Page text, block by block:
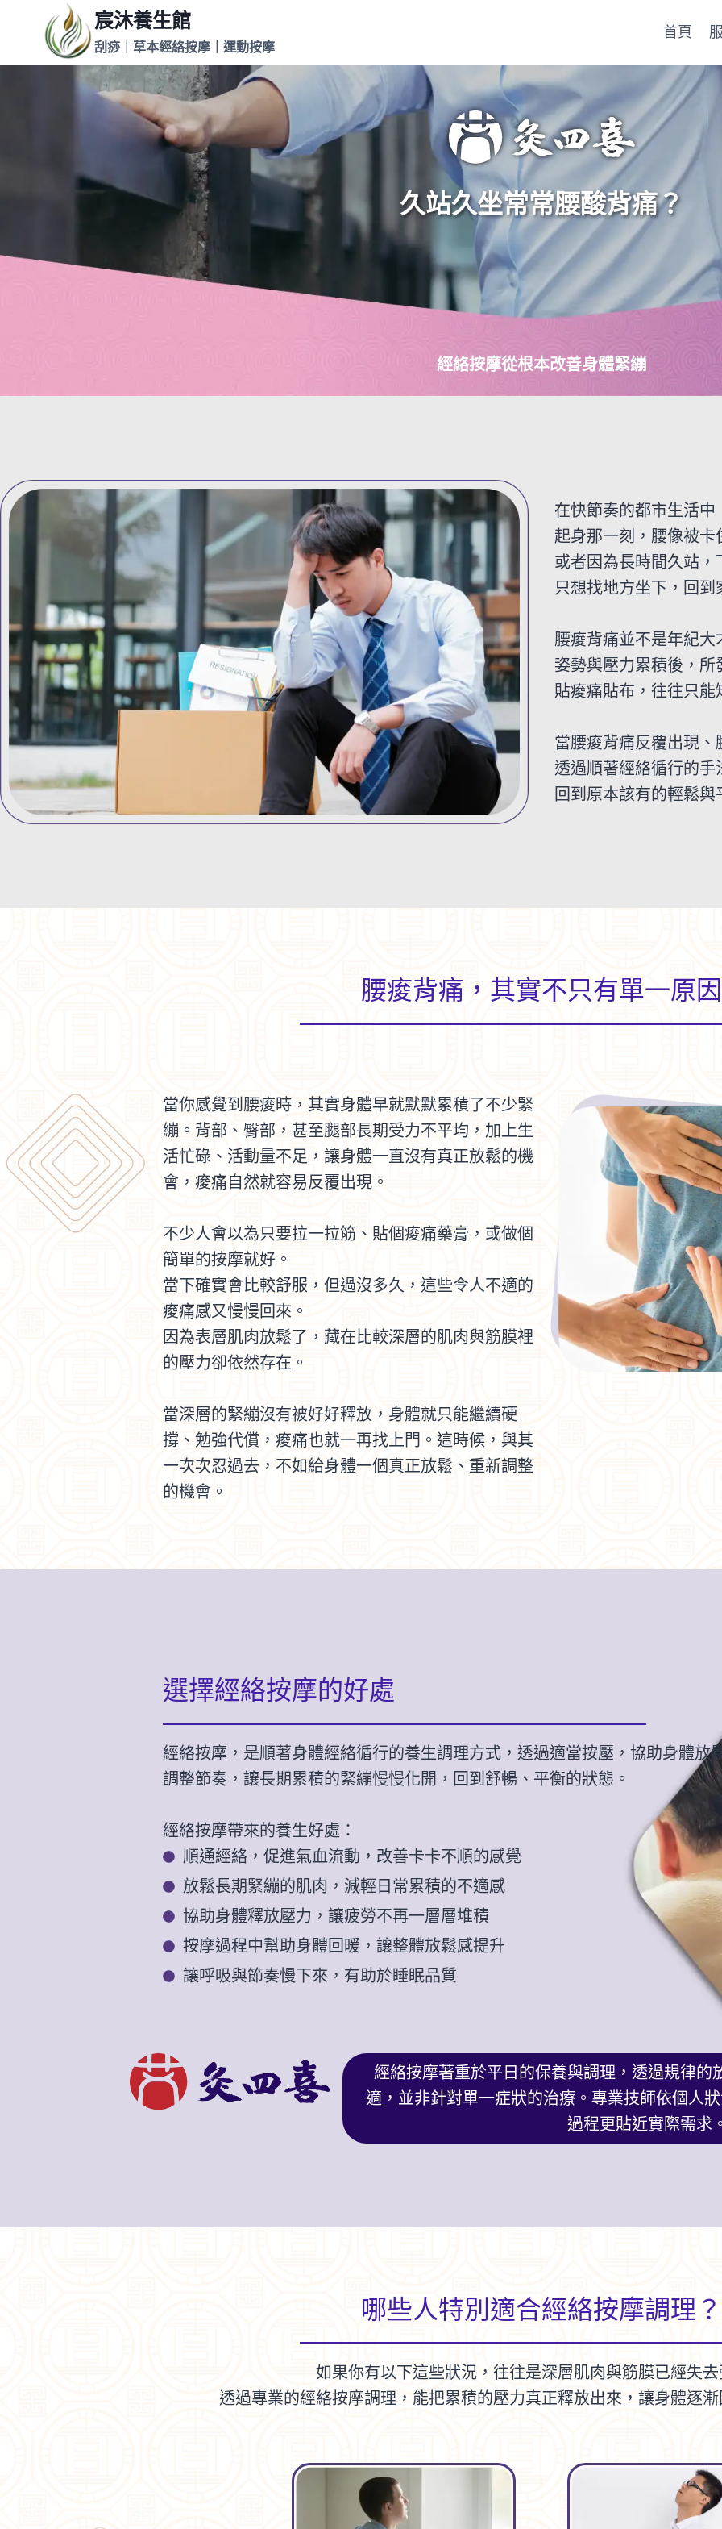
宸沐養生館
刮痧｜草本經絡按摩｜運動按摩
首頁
久站久坐常常腰酸背痛？
經絡按摩從根本改善身體緊繃
在快節奏的都市生活
起身那一刻，腰像被
或者因為長時間久站
只想找地方坐下，回
腰痠背痛並不是年紀
姿勢與壓力累積後，
貼痠痛貼布，往往只
當腰痠背痛反覆出現
透過順著經絡循行的
回到原本該有的輕鬆與
腰痠背痛，其實不只有單一原因
當你感覺到腰痠時，其實身體早就默默累積了不少緊
繃。背部、臀部，甚至腿部長期受力不平均，加上生
活忙碌、活動量不足，讓身體一直沒有真正放鬆的機
會，痠痛自然就容易反覆出現。
不少人會以為只要拉一拉筋、貼個痠痛藥膏，或做個
簡單的按摩就好。
當下確實會比較舒服，但過沒多久，這些令人不適的
痠痛感又慢慢回來。
因為表層肌肉放鬆了，藏在比較深層的肌肉與筋膜裡
的壓力卻依然存在。
當深層的緊繃沒有被好好釋放，身體就只能繼續硬
撐、勉強代償，痠痛也就一再找上門。這時候，與其
一次次忍過去，不如給身體一個真正放鬆、重新調整
的機會。
選擇經絡按摩的好處
經絡按摩，是順著身體經絡循行的養生調理方式，透過適當按壓，協助身體放
調整節奏，讓長期累積的緊繃慢慢化開，回到舒暢、平衡的狀態。
經絡按摩帶來的養生好處：
順通經絡，促進氣血流動，改善卡卡不順的感覺
放鬆長期緊繃的肌肉，減輕日常累積的不適感
協助身體釋放壓力，讓疲勞不再一層層堆積
按摩過程中幫助身體回暖，讓整體放鬆感提升
讓呼吸與節奏慢下來，有助於睡眠品質
經絡按摩著重於平日的保養與調理，透過規律的
適，並非針對單一症狀的治療。專業技師依個人
過程更貼近實際需求
哪些人特別適合經絡按摩調理？
如果你有以下這些狀況，往往是深層肌肉與筋膜已經失
透過專業的經絡按摩調理，能把累積的壓力真正釋放出來，讓身體逐